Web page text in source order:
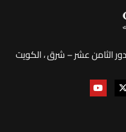
الثامن عشر – شرق ، الكويت